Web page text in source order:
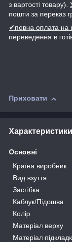
з вартості товару).
пошти за переказ
✔повна оплата на
переведення в
Приховати
Характеристики
Основні
Країна виробник
Вид взуття
Застібка
Каблук/Підошва
Колір
Матеріал верху
Матеріал